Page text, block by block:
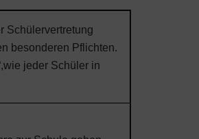
Schülervertretung
besonderen Pflichten.
jeder Schüler in